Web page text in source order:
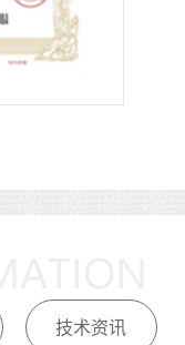
技术资讯